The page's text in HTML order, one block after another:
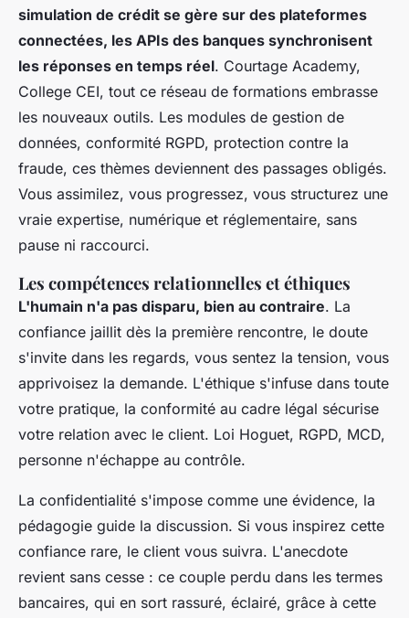
simulation de crédit se gère sur des plateformes
connectées, les APIs des banques synchronisent
les réponses en temps réel. Courtage Academy,
College CEI, tout ce réseau de formations embrasse
les nouveaux outils. Les modules de gestion de
données, conformité RGPD, protection contre la
fraude, ces thèmes deviennent des passages obligés.
Vous assimilez, vous progressez, vous structurez une
vraie expertise, numérique et réglementaire, sans
pause ni raccourci.
Les compétences relationnelles et éthiques
L'humain n'a pas disparu, bien au contraire. La
confiance jaillit dès la première rencontre, le doute
s'invite dans les regards, vous sentez la tension, vous
apprivoisez la demande. L'éthique s'infuse dans toute
votre pratique, la conformité au cadre légal sécurise
votre relation avec le client. Loi Hoguet, RGPD, MCD,
personne n'échappe au contrôle.
La confidentialité s'impose comme une évidence, la
pédagogie guide la discussion. Si vous inspirez cette
confiance rare, le client vous suivra. L'anecdote
revient sans cesse : ce couple perdu dans les termes
bancaires, qui en sort rassuré, éclairé, grâce à cette